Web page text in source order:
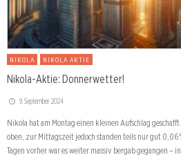
NIKOLA NIKOLA AKTIE
Nikola-Aktie: Donnerwetter!
9. September 2024
Nikola hat am Montag einen kleinen Aufschlag
oben, zur Mittagszeit jedoch standen teils nur gut 0,06
Tagen vorher war es weiter massiv bergab gegangen –